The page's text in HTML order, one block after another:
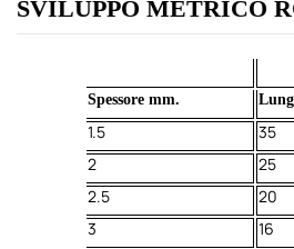
SVILUPPO METRICO
Spessore mm.
1.5
35
2
25
2.5
20
3
16